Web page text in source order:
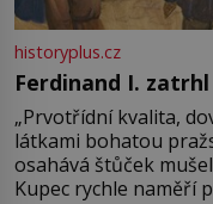
historyplus.cz
Ferdinand I.
„Prvotřídní kvalita,
látkami bohatou
osahává štůček
Kupec rychle naměří